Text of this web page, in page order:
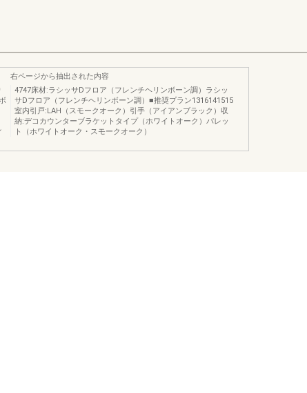
右ページから抽出された内容
4747床材:ラシッサDフロア（フレンチヘリンボーン調）ラシッ
サDフロア（フレンチヘリンボーン調）■推奨プラン1316141515
室内引戸:LAH（スモークオーク）引手（アイアンブラック）収
納:デコカウンターブラケットタイプ（ホワイトオーク）パレッ
ト（ホワイトオーク・スモークオーク）